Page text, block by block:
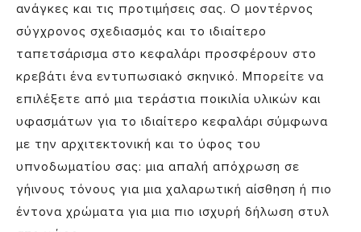
ανάγκες και τις προτιμήσεις σας. Ο μοντέρνος
σύγχρονος σχεδιασμός και το ιδιαίτερο
ταπετσάρισμα στο κεφαλάρι προσφέρουν στο
κρεβάτι ένα εντυπωσιακό σκηνικό. Μπορείτε να
επιλέξετε από μια τεράστια ποικιλία υλικών και
υφασμάτων για το ιδιαίτερο κεφαλάρι σύμφωνα
με την αρχιτεκτονική και το ύφος του
υπνοδωματίου σας: μια απαλή απόχρωση σε
γήινους τόνους για μια χαλαρωτική αίσθηση ή πιο
έντονα χρώματα για μια πιο ισχυρή δήλωση στυλ